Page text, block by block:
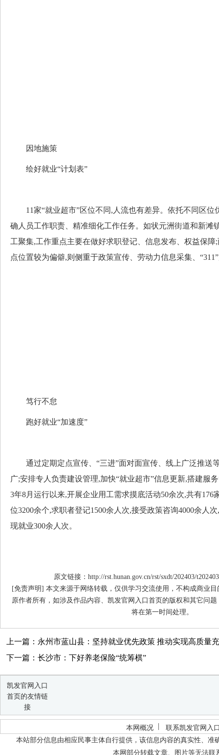
因地施策
绘好就业“计划表”
11家“就业超市”区位不同,人流也有差异。依托不同区位
确人员工作职责、精准细化工作任务。如状元洲街道和新滩
工聚集,工作重点主要在做好求职登记、信息发布、权益保
点位置较为偏僻,则侧重于政策宣传、劳动力信息采集、
笃行不怠
跑好就业“加速度”
通过定期定点宣传、“三进”面对面宣传、线上广泛推送
广;安排专人负责建设管理,加快“就业超市”信息更新,搭建服
3年8月运行以来,开展企业用工需求摸底活动50余次,共有176
位3200余个,求职者登记1500余人次,接受政策咨询4000余人
现就业300余人次。
原文链接：http://rst.hunan.gov.cn/rst/sxdt/202403/
[免责声明] 本文来源于网络转载，仅供学习交流使用，不构成商业
原作者所有，如涉及作品内容、凯发官网入口首页的版权和其它问
将在第一时间处理。
上一篇：永州市蓝山县：坚持就业优先政策 推动实现高质量
下一篇：长沙市：下好养老保险“统筹棋”
凯发官网入口
首页的友情链
接
本网概况
联系凯发官网入
本站部分信息由相应民事主体自行提供，该信息内容的真实性、准
本网部分转载文章、图片等无法